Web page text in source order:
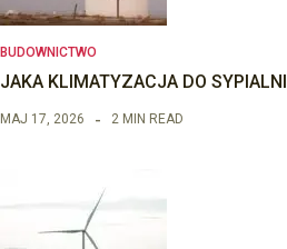
BUDOWNICTWO
JAKA KLIMATYZACJA DO SYPIALNI
MAJ 17, 2026 2 MIN READ